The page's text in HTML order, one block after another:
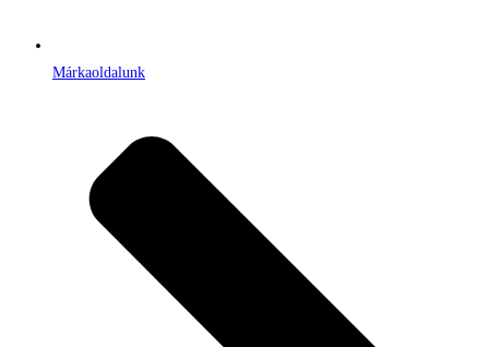
Márkaoldalunk